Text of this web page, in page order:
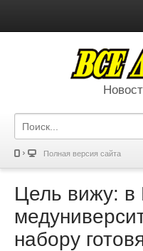
Полная версия сайта
Цель вижу: в
набору